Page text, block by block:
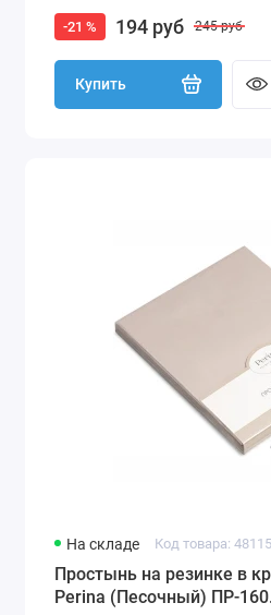
-21 % 194 руб 245 руб
Купить
На складе Код товара:
Простынь на резинке в
Perina (Песочный) ПР-